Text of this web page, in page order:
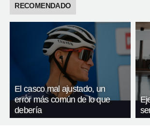
RECOMENDADO
El casco mal ajustado, un
error más común de lo que
debería